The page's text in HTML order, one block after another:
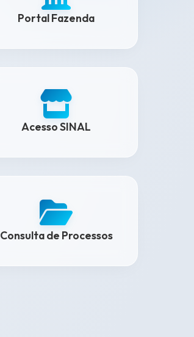
Portal Fazenda
Acesso SINAL
Consulta de Processos